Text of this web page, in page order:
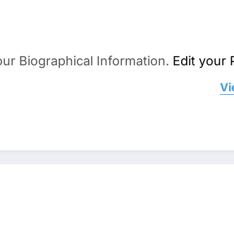
Biographical Information. Edit your